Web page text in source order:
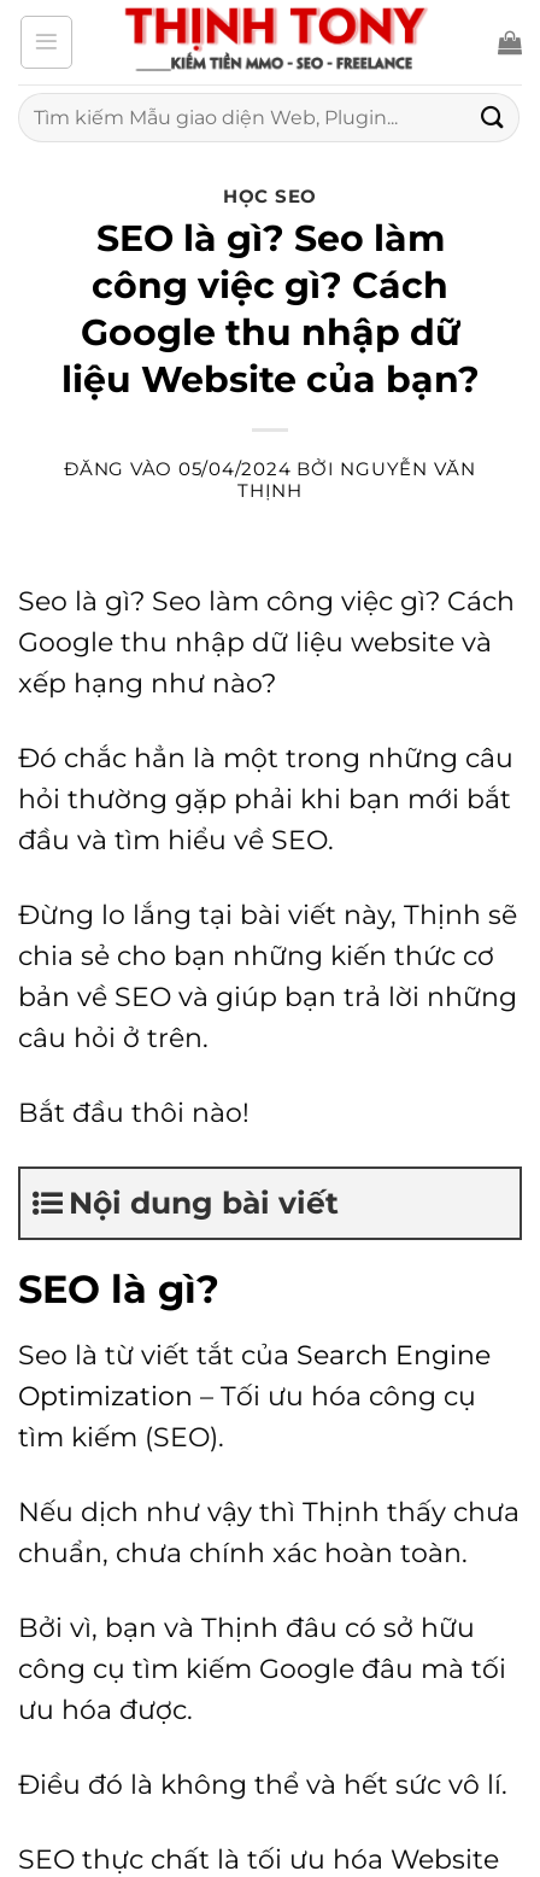
Bỏ
qua
nội
dung
Tìm
kiếm:
HỌC SEO
SEO là gì? Seo làm
công việc gì? Cách
Google thu nhập dữ
liệu Website của bạn?
ĐĂNG VÀO 05/04/2024 BỞI NGUYỄN VĂN
THỊNH
Seo là gì? Seo làm công việc gì? Cách
Google thu nhập dữ liệu website và
xếp hạng như nào?
Đó chắc hẳn là một trong những câu
hỏi thường gặp phải khi bạn mới bắt
đầu và tìm hiểu về SEO.
Đừng lo lắng tại bài viết này, Thịnh sẽ
chia sẻ cho bạn những kiến thức cơ
bản về SEO và giúp bạn trả lời những
câu hỏi ở trên.
Bắt đầu thôi nào!
Nội dung bài viết
SEO là gì?
Seo là từ viết tắt của Search Engine
Optimization – Tối ưu hóa công cụ
tìm kiếm (SEO).
Nếu dịch như vậy thì Thịnh thấy chưa
chuẩn, chưa chính xác hoàn toàn.
Bởi vì, bạn và Thịnh đâu có sở hữu
công cụ tìm kiếm Google đâu mà tối
ưu hóa được.
Điều đó là không thể và hết sức vô lí.
SEO thực chất là tối ưu hóa Website